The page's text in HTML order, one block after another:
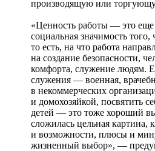
производящую или
«Ценность работы — это еще
социальная значимость
то есть, на что работа
на создание безопасности,
комфорта, служение людям.
служения — военная,
в некоммерческих
и домохозяйкой, посвятить
детей — это тоже хороший
сложилась цельная картина,
и возможности, плюсы и
жизненный выбор», —